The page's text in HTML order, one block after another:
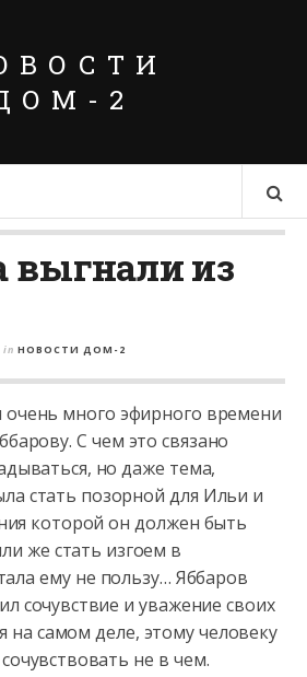
2
выгнали из
in НОВОСТИ ДОМ-2
очень много эфирного времени
С чем это связано
но даже тема,
стать позорной для Ильи и
которой он должен быть
же стать изгоем в
ему не пользу… Яббаров
сочувствие и уважение своих
на самом деле, этому человеку
не в чем.